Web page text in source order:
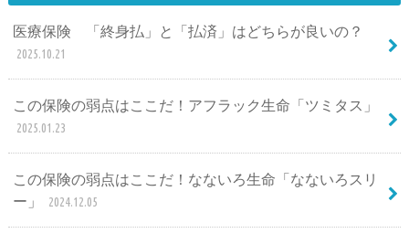
医療保険 「終身払」と「払済」はどちらが良いの？
2025.10.21
この保険の弱点はここだ！アフラック生命「ツミタス」
2025.01.23
この保険の弱点はここだ！なないろ生命「なないろスリ
ー」
2024.12.05